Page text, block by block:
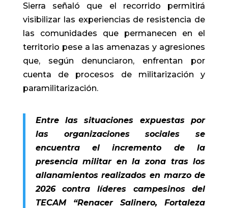
Sierra señaló que el recorrido permitirá
visibilizar las experiencias de resistencia de
las comunidades que permanecen en el
territorio pese a las amenazas y agresiones
que, según denunciaron, enfrentan por
cuenta de procesos de militarización y
paramilitarización.
Entre las situaciones expuestas por
las organizaciones sociales se
encuentra el incremento de la
presencia militar en la zona tras los
allanamientos realizados en marzo de
2026 contra líderes campesinos del
TECAM “Renacer Salinero, Fortaleza